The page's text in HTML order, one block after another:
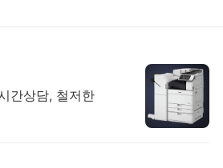
간상담, 철저한